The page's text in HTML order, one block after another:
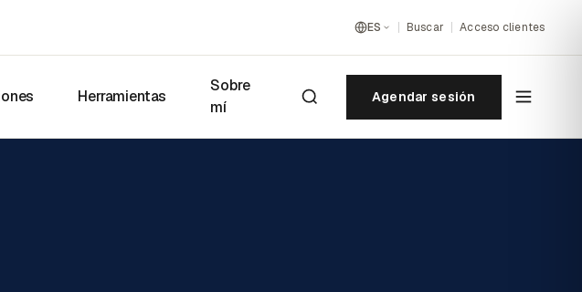
ES Buscar Acceso clientes
Herramientas
Sobre
mí
Agendar sesión